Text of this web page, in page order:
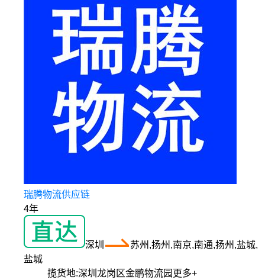
瑞腾物流供应链
4年
深圳
苏州,扬州,南京,南通,扬州,盐城,
盐城
揽货地:深圳龙岗区金鹏物流园 更多+